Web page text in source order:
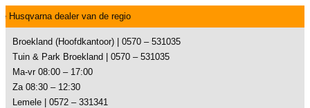
Husqvarna dealer van de regio
Broekland (Hoofdkantoor) | 0570 – 531035
Tuin & Park Broekland | 0570 – 531035
Ma-vr 08:00 – 17:00
Za 08:30 – 12:30
Lemele | 0572 – 331341